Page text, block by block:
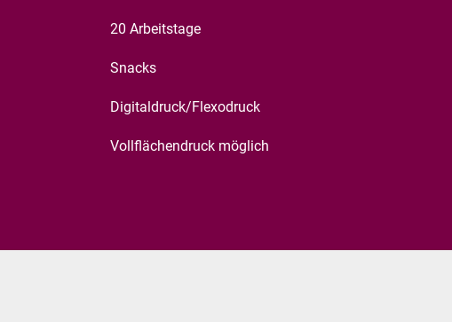
20 Arbeitstage
Snacks
Digitaldruck/Flexodruck
Vollflächendruck möglich